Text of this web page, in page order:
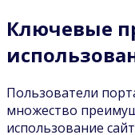
Ключевые
Пользователи
множество
использование